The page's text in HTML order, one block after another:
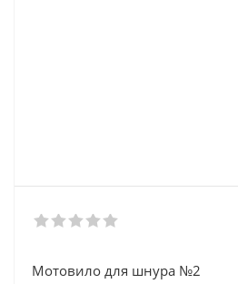
Мотовило для шнура №2